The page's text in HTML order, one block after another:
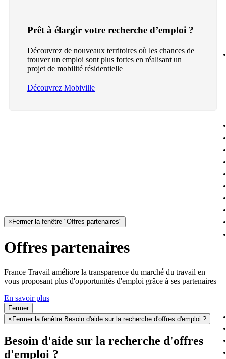
Prêt à élargir votre recherche d’emploi ?
Découvrez de nouveaux territoires où les chances de
trouver un emploi sont plus fortes en réalisant un
projet de mobilité résidentielle
Découvrez Mobiville
× Fermer la fenêtre "Offres partenaires"
Offres partenaires
France Travail améliore la transparence du marché du travail en
vous proposant plus d'opportunités d'emploi grâce à ses partenaires
En savoir plus
Fermer
× Fermer la fenêtre Besoin d'aide sur la recherche d'offres d'emploi ?
Besoin d'aide sur la recherche d'offres
d'emploi ?